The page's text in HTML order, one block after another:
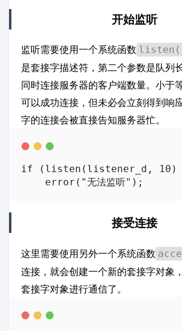
开始监听
监听需要使用一个系统函数
是套接字描述符，第二个参数是队列
同时连接服务器的客户端数量。小于
可以成功连接，但未必会立刻得到响
字的连接会被直接告知服务器忙。
if (listen(listener_d, 10)
接受连接
这里需要使用另外一个系统函数
连接，就会创建一个新的套接字对象
套接字对象进行通信了。